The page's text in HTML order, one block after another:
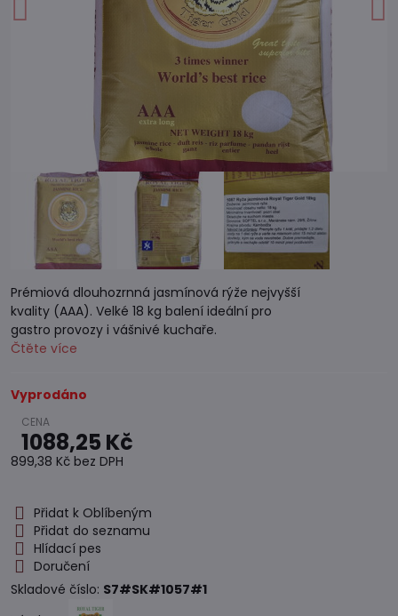
Prémiová dlouhozrnná jasmínová rýže nejvyšší
kvality (AAA). Velké 18 kg balení ideální pro
gastro provozy i vášnivé kuchaře.
Čtěte více
Vyprodáno
1088,25 Kč
899,38 Kč bez DPH
Přidat k Oblíbeným
Přidat do seznamu
Hlídací pes
Doručení
Skladové číslo: S7#SK#1057#1